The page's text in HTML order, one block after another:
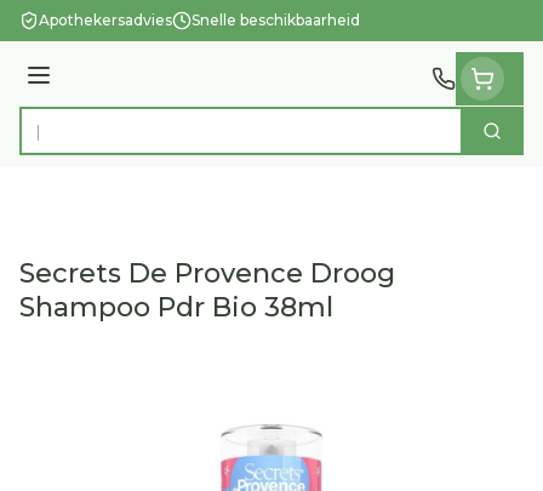
Ga naar de inhoud
Apothekersadvies Snelle beschikbaarheid
Menu
Product, merk, categorie... Zoek
Secrets De Provence Droog
Shampoo Pdr Bio 38ml